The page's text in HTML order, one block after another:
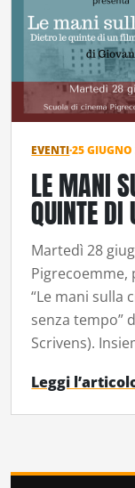
EVENTI·25
LE MANI
QUINTE
Martedì 28
“Le mani sulla
senza tempo”
Scrivens).
Leggi